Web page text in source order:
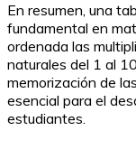
En resumen, una
fundamental en
ordenada las
naturales del 1 al
memorización de
esencial para el
estudiantes.